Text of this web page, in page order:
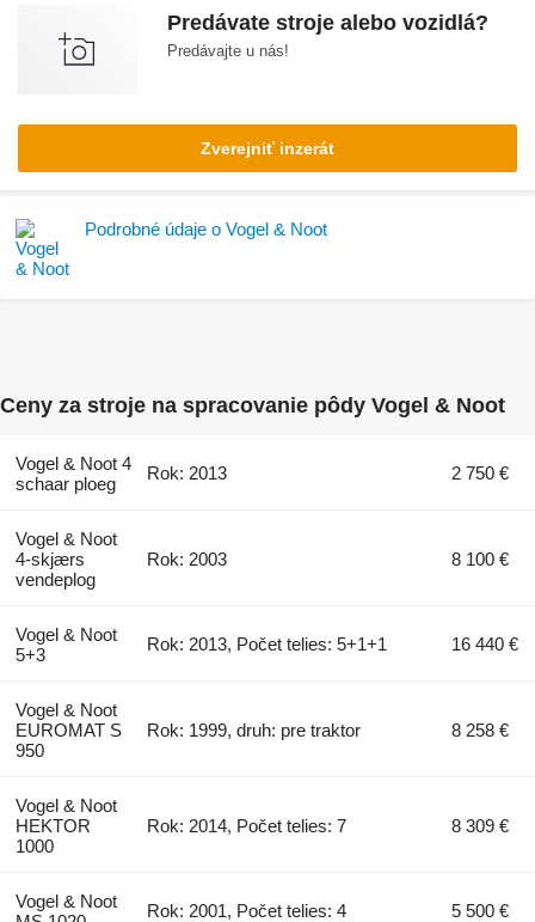
Predávate stroje alebo vozidlá?
Predávajte u nás!
Zverejniť inzerát
Podrobné údaje o Vogel & Noot
Ceny za stroje na spracovanie pôdy Vogel & Noot
Vogel & Noot 4
schaar ploeg
Rok: 2013 2 750 €
Vogel & Noot
4-skjærs
vendeplog
Rok: 2003 8 100 €
Vogel & Noot
5+3
Rok: 2013, Počet telies: 5+1+1 16 440 €
Vogel & Noot
EUROMAT S
950
Rok: 1999, druh: pre traktor 8 258 €
Vogel & Noot
HEKTOR
1000
Rok: 2014, Počet telies: 7 8 309 €
Vogel & Noot
Rok: 2001, Počet telies: 4 5 500 €